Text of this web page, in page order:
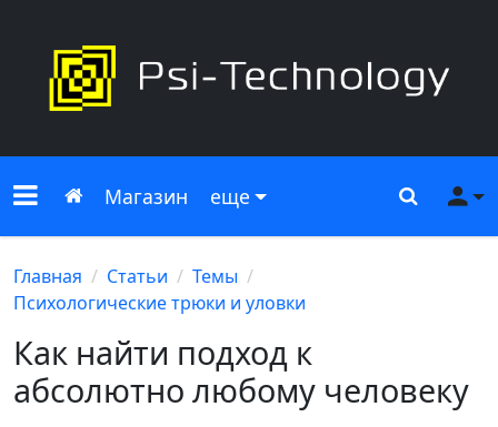
Меню сайта
Главная
Магазин еще Поиск
Главная Статьи
Темы
Психологические трюки и уловки
Как найти подход к
абсолютно любому человеку